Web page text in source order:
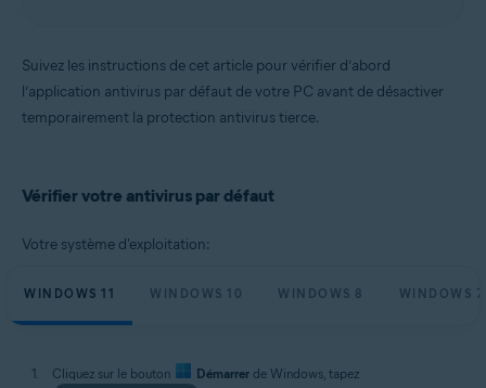
Suivez les instructions de cet article pour vérifier d’abord
l’application antivirus par défaut de votre PC avant de désactiver
temporairement la protection antivirus tierce.
Vérifier votre antivirus par défaut
Votre système d'exploitation:
WINDOWS 11 WINDOWS 10 WINDOWS 8 WINDOWS 7
Cliquez sur le bouton Démarrer de Windows, tapez